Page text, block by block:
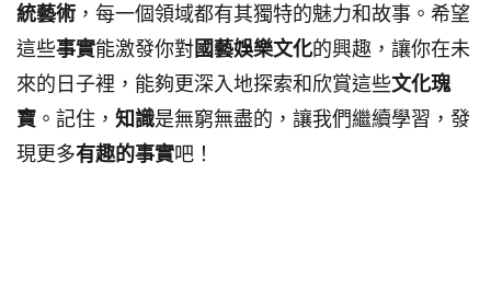
統藝術 ，每一個領域都有其獨特的魅力和故事。希望
這些事實能激發你對國藝娛樂文化的興趣，讓你在未
來的日子裡，能夠更深入地探索和欣賞這些文化瑰
寶 。記住， 知識是無窮無盡的，讓我們繼續學習，發
現更多有趣的事實吧！